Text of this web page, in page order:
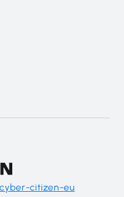
citizen-eu